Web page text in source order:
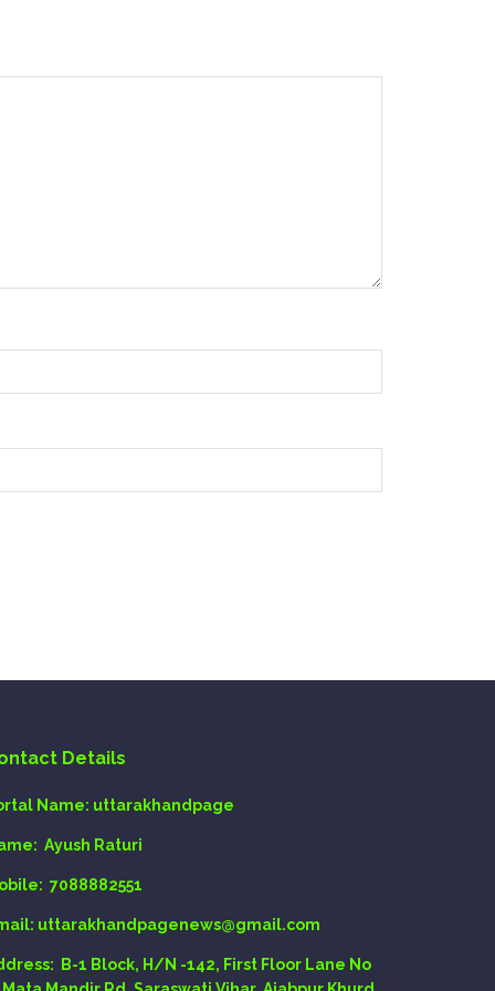
Details
Name: uttarakhandpage
Ayush Raturi
7088882551
: uttarakhandpagenews@gmail.com
B-1 Block, H/N -142, First Floor Lane No